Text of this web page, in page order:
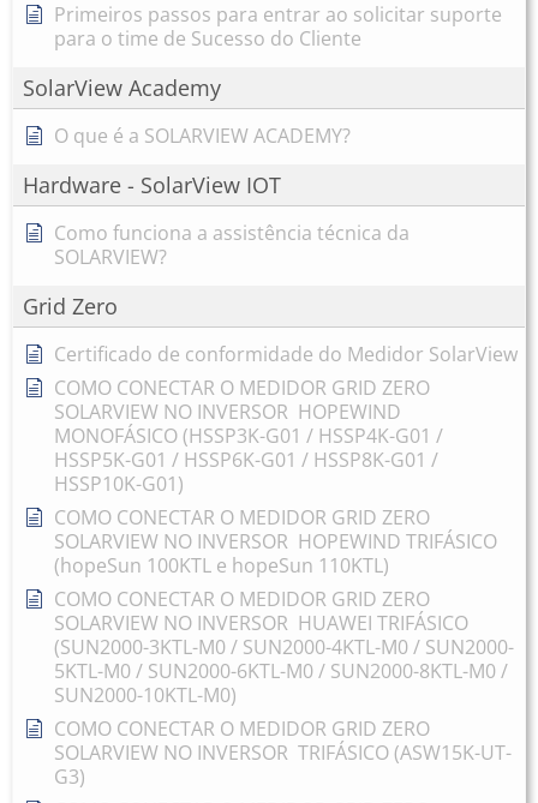
Primeiros passos para entrar ao solicitar suporte
para o time de Sucesso do Cliente
SolarView Academy
O que é a SOLARVIEW ACADEMY?
Hardware - SolarView IOT
Como funciona a assistência técnica da
SOLARVIEW?
Grid Zero
Certificado de conformidade do Medidor SolarView
COMO CONECTAR O MEDIDOR GRID ZERO
SOLARVIEW NO INVERSOR HOPEWIND
MONOFÁSICO (HSSP3K-G01 / HSSP4K-G01 /
HSSP5K-G01 / HSSP6K-G01 / HSSP8K-G01 /
HSSP10K-G01)
COMO CONECTAR O MEDIDOR GRID ZERO
SOLARVIEW NO INVERSOR HOPEWIND TRIFÁSICO
(hopeSun 100KTL e hopeSun 110KTL)
COMO CONECTAR O MEDIDOR GRID ZERO
SOLARVIEW NO INVERSOR HUAWEI TRIFÁSICO
(SUN2000-3KTL-M0 / SUN2000-4KTL-M0 / SUN2000-
5KTL-M0 / SUN2000-6KTL-M0 / SUN2000-8KTL-M0 /
SUN2000-10KTL-M0)
COMO CONECTAR O MEDIDOR GRID ZERO
SOLARVIEW NO INVERSOR TRIFÁSICO (ASW15K-UT-
G3)